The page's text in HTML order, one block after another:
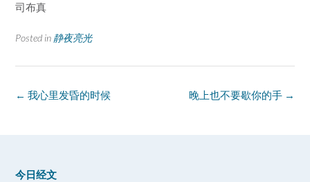
司布真
Posted in 静夜亮光
Post
晚上也不要歇你的手 →
← 我心里发昏的时候
今日经文